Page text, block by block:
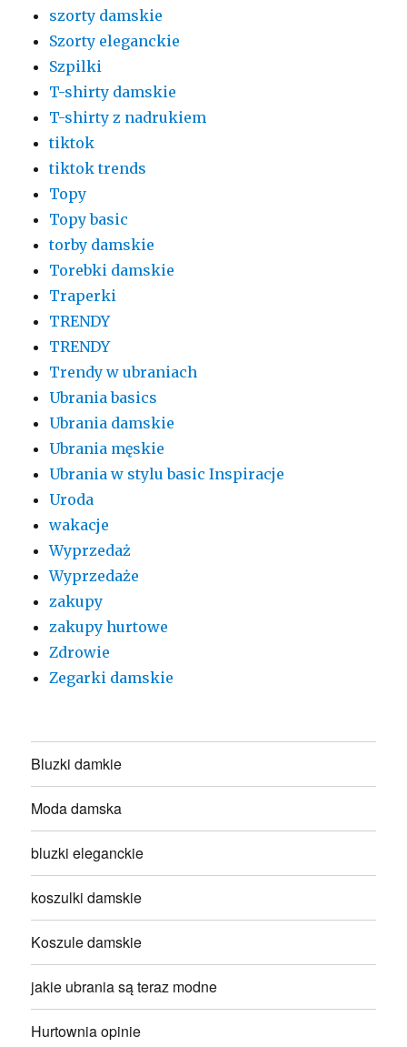
szorty damskie
Szorty eleganckie
Szpilki
T-shirty damskie
T-shirty z nadrukiem
tiktok
tiktok trends
Topy
Topy basic
torby damskie
Torebki damskie
Traperki
TRENDY
TRENDY
Trendy w ubraniach
Ubrania basics
Ubrania damskie
Ubrania męskie
Ubrania w stylu basic Inspiracje
Uroda
wakacje
Wyprzedaż
Wyprzedaże
zakupy
zakupy hurtowe
Zdrowie
Zegarki damskie
Bluzki damkie
Moda damska
bluzki eleganckie
koszulki damskie
Koszule damskie
jakie ubrania są teraz modne
Hurtownia opinie